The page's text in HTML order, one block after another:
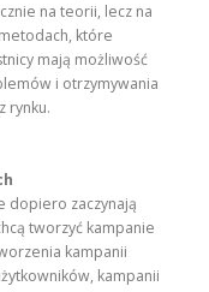
na teorii, lecz na
które
mają możliwość
i otrzymywania
rynku.
dopiero zaczynają
tworzyć kampanie
kampanii
kampanii